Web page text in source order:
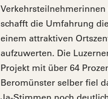
schafft die Umfahrung
einem attraktiven
aufzuwerten. Die
Projekt mit über 64
Beromünster selber fiel